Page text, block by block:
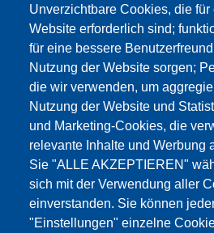
Unverzichtbare Cookies, die
Website erforderlich sind;
für eine bessere
Nutzung der Website sorgen;
die wir verwenden, um
Nutzung der Website und
und Marketing-Cookies, die
relevante Inhalte und Werbung
Sie "ALLE AKZEPTIEREN"
sich mit der Verwendung aller
einverstanden. Sie können
"Einstellungen" einzelne
Dieser Inhalt ist blockiert,
Cookies nicht
NUR DIE GOOGLE
Alle Cookies